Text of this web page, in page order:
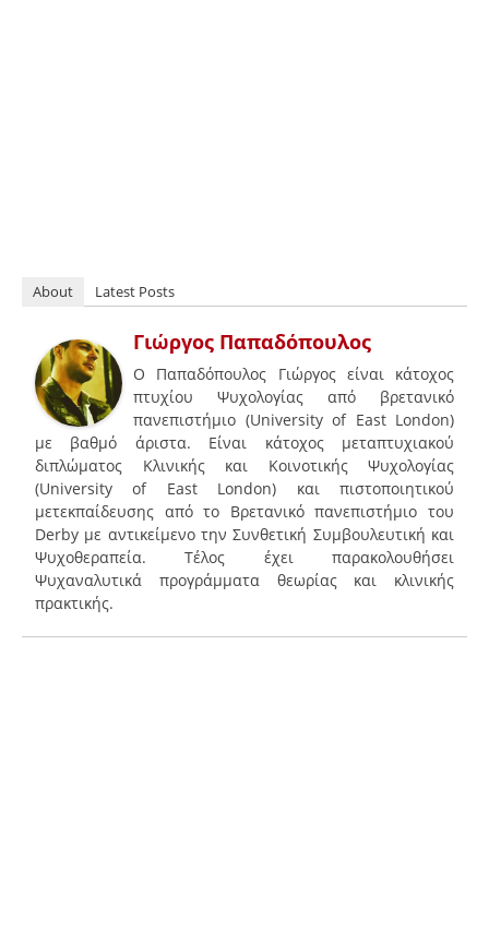
About Latest Posts
Γιώργος Παπαδόπουλος
Ο Παπαδόπουλος Γιώργος είναι κάτοχος
πτυχίου Ψυχολογίας από βρετανικό
πανεπιστήμιο (University of East London)
με βαθμό άριστα. Είναι κάτοχος μεταπτυχιακού
διπλώματος Κλινικής και Κοινοτικής Ψυχολογίας
(University of East London) και πιστοποιητικού
μετεκπαίδευσης από το Βρετανικό πανεπιστήμιο του
Derby με αντικείμενο την Συνθετική Συμβουλευτική και
Ψυχοθεραπεία. Τέλος έχει παρακολουθήσει
Ψυχαναλυτικά προγράμματα θεωρίας και κλινικής
πρακτικής.